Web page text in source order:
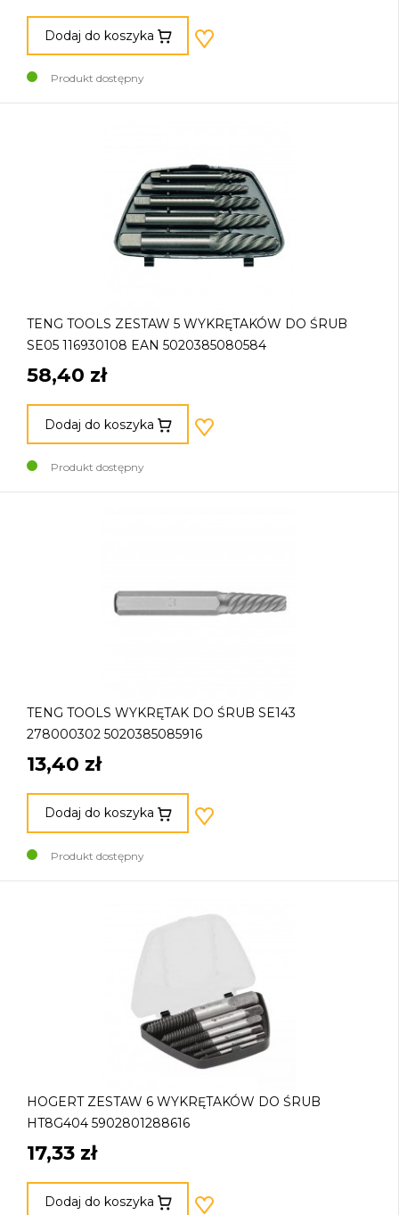
Dodaj do koszyka
Produkt dostępny
TENG TOOLS ZESTAW 5 WYKRĘTAKÓW DO ŚRUB
SE05 116930108 EAN 5020385080584
58,40 zł
Dodaj do koszyka
Produkt dostępny
TENG TOOLS WYKRĘTAK DO ŚRUB SE143
278000302 5020385085916
13,40 zł
Dodaj do koszyka
Produkt dostępny
HOGERT ZESTAW 6 WYKRĘTAKÓW DO ŚRUB
HT8G404 5902801288616
17,33 zł
Dodaj do koszyka